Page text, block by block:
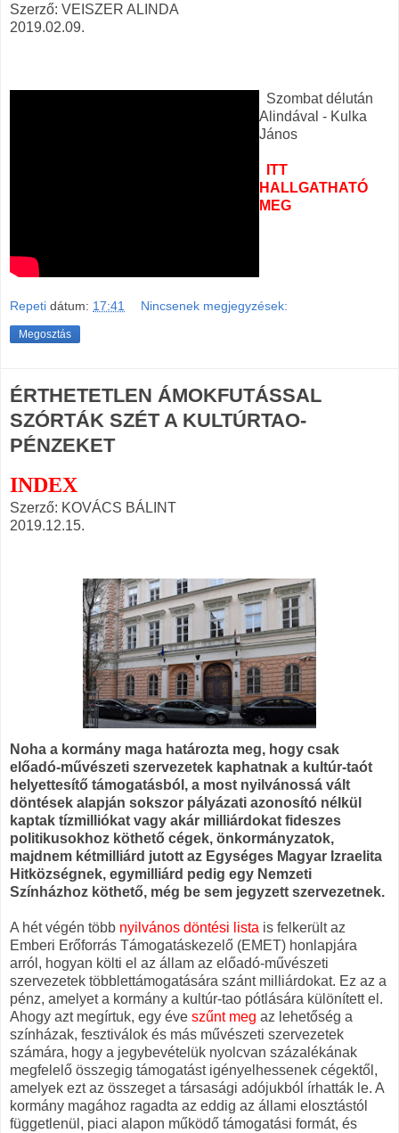
Szerző: VEISZER ALINDA
2019.02.09.
Szombat délután
Alindával - Kulka
János
ITT
HALLGATHATÓ
MEG
Repeti dátum: 17:41 Nincsenek megjegyzések:
Megosztás
ÉRTHETETLEN ÁMOKFUTÁSSAL
SZÓRTÁK SZÉT A KULTÚRTAO-
PÉNZEKET
INDEX
Szerző: KOVÁCS BÁLINT
2019.12.15.
Noha a kormány maga határozta meg, hogy csak
előadó-művészeti szervezetek kaphatnak a kultúr-taót
helyettesítő támogatásból, a most nyilvánossá vált
döntések alapján sokszor pályázati azonosító nélkül
kaptak tízmilliókat vagy akár milliárdokat fideszes
politikusokhoz köthető cégek, önkormányzatok,
majdnem kétmilliárd jutott az Egységes Magyar Izraelita
Hitközségnek, egymilliárd pedig egy Nemzeti
Színházhoz köthető, még be sem jegyzett szervezetnek.
A hét végén több nyilvános döntési lista is felkerült az
Emberi Erőforrás Támogatáskezelő (EMET) honlapjára
arról, hogyan költi el az állam az előadó-művészeti
szervezetek többlettámogatására szánt milliárdokat. Ez az a
pénz, amelyet a kormány a kultúr-tao pótlására különített el.
Ahogy azt megírtuk, egy éve szűnt meg az lehetőség a
színházak, fesztiválok és más művészeti szervezetek
számára, hogy a jegybevételük nyolcvan százalékának
megfelelő összegig támogatást igényelhessenek cégektől,
amelyek ezt az összeget a társasági adójukból írhatták le. A
kormány magához ragadta az eddig az állami elosztástól
függetlenül, piaci alapon működő támogatási formát, és